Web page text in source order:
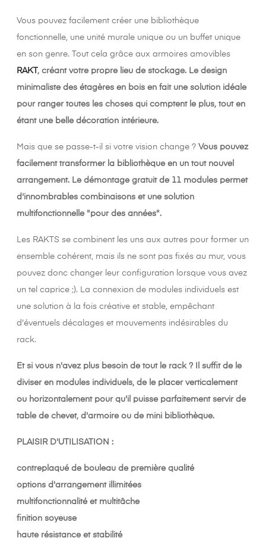
Vous pouvez facilement créer une bibliothèque
fonctionnelle, une unité murale unique ou un buffet unique
en son genre. Tout cela grâce aux armoires amovibles
RAKT , créant votre propre lieu de stockage. Le design
minimaliste des étagères en bois en fait une solution idéale
pour ranger toutes les choses qui comptent le plus, tout en
étant une belle décoration intérieure.
Mais que se passe-t-il si votre vision change ? Vous pouvez
facilement transformer la bibliothèque en un tout nouvel
arrangement. Le démontage gratuit de 11 modules permet
d'innombrables combinaisons et une solution
multifonctionnelle "pour des années".
Les RAKTS se combinent les uns aux autres pour former un
ensemble cohérent, mais ils ne sont pas fixés au mur, vous
pouvez donc changer leur configuration lorsque vous avez
un tel caprice ;). La connexion de modules individuels est
une solution à la fois créative et stable, empêchant
d'éventuels décalages et mouvements indésirables du
rack.
Et si vous n'avez plus besoin de tout le rack ? Il suffit de le
diviser en modules individuels, de le placer verticalement
ou horizontalement pour qu'il puisse parfaitement servir de
table de chevet, d'armoire ou de mini bibliothèque.
PLAISIR D'UTILISATION :
contreplaqué de bouleau de première qualité
options d'arrangement illimitées
multifonctionnalité et multitâche
finition soyeuse
haute résistance et stabilité